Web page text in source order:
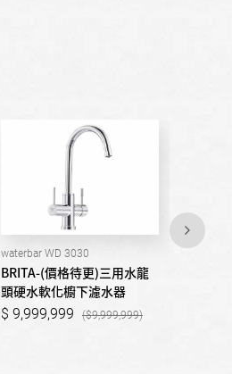
waterbar WD 3030
BRITA-(價格待更)三用水龍
頭硬水軟化櫥下濾水器
9,999,999 9,999,999